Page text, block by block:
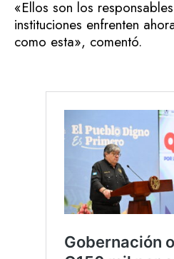
«Ellos son los
instituciones enfrenten
como esta», comentó.